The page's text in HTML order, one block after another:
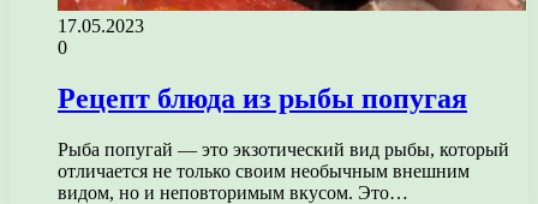
17.05.2023
0
Рецепт блюда из рыбы попугая
Рыба попугай — это экзотический вид рыбы, который
отличается не только своим необычным внешним
видом, но и неповторимым вкусом. Это…